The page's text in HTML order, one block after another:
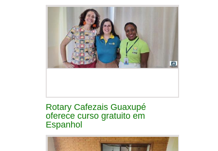
Rotary Cafezais Guaxupé
oferece curso gratuito em
Espanhol